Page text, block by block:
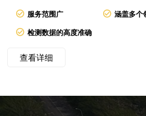
服务范围广 涵盖多个
检测数据的高度准确
查看详细